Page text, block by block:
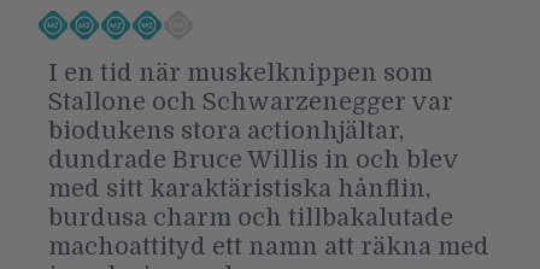
I en tid när muskelknippen som
Stallone och Schwarzenegger var
biodukens stora actionhjältar,
dundrade Bruce Willis in och blev
med sitt karaktäristiska hånflin,
burdusa charm och tillbakalutade
machoattityd ett namn att räkna med